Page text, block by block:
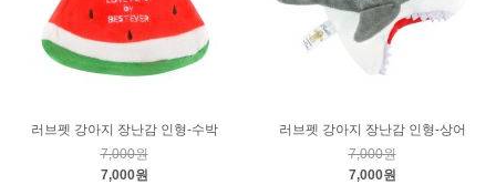
러브펫 강아지 장난감 인형-수박
7,000원
7,000원
러브펫 강아지 장난감 인형-상어
7,000원
7,000원